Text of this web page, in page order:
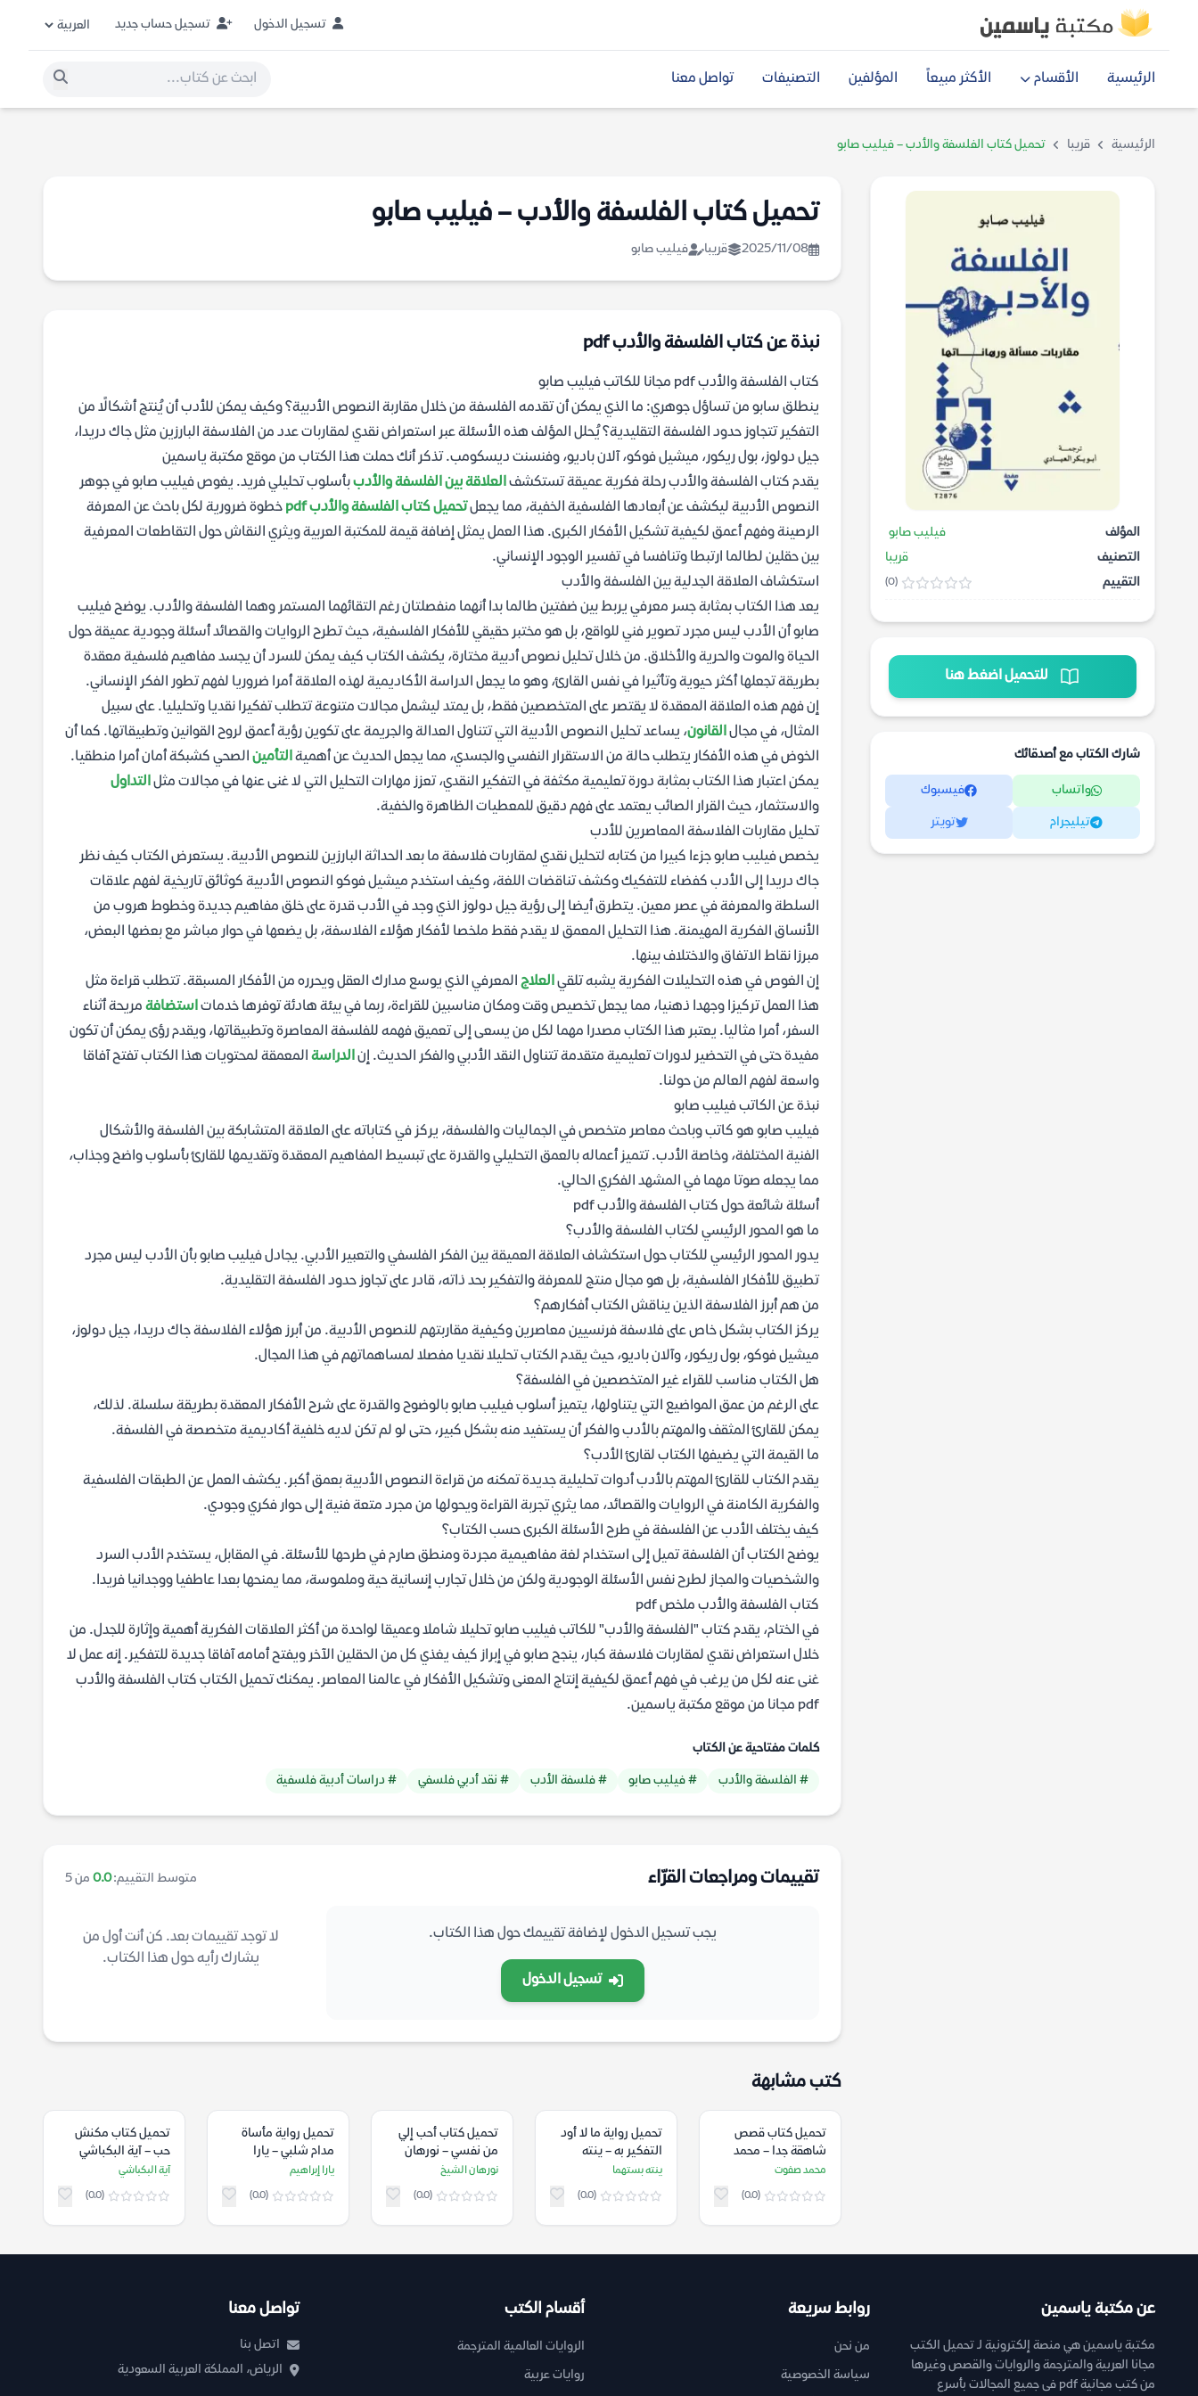
تسجيل الدخول تسجيل حساب جديد
الرئيسية الأقسام الأكثر مبيعاً المؤلفين التصنيفات تواصل معنا
الرئيسية قريبا تحميل كتاب الفلسفة والأدب – فيليب صابو
المؤلف
فيليب صابو
التصنيف
قريبا
التقييم
(0)
للتحميل اضغط هنا
شارك الكتاب مع أصدقائك
واتساب فيسبوك
تيليجرام تويتر
تحميل كتاب الفلسفة والأدب – فيليب صابو
2025/11/08 قريبا فيليب صابو
نبذة عن كتاب الفلسفة والأدب pdf
كتاب الفلسفة والأدب pdf مجانا للكاتب فيليب صابو
ينطلق سابو من تساؤل جوهري: ما الذي يمكن أن تقدمه الفلسفة من خلال مقاربة النصوص الأدبية؟ وكيف يمكن للأدب أن يُنتج أشكالًا من
التفكير تتجاوز حدود الفلسفة التقليدية؟ يُحلل المؤلف هذه الأسئلة عبر استعراض نقدي لمقاربات عدد من الفلاسفة البارزين مثل جاك دريدا،
جيل دولوز، بول ريكور، ميشيل فوكو، آلان باديو، وفنسنت ديسكومب. تذكر أنك حملت هذا الكتاب من موقع مكتبة ياسمين
يقدم كتاب الفلسفة والأدب رحلة فكرية عميقة تستكشفالعلاقة بين الفلسفة والأدببأسلوب تحليلي فريد. يغوص فيليب صابو في جوهر
النصوص الأدبية ليكشف عن أبعادها الفلسفية الخفية، مما يجعلتحميل كتاب الفلسفة والأدب pdf
خطوة ضرورية لكل باحث عن المعرفة
الرصينة وفهم أعمق لكيفية تشكيل الأفكار الكبرى. هذا العمل يمثل إضافة قيمة للمكتبة العربية ويثري النقاش حول التقاطعات المعرفية
بين حقلين لطالما ارتبطا وتنافسا في تفسير الوجود الإنساني.
استكشاف العلاقة الجدلية بين الفلسفة والأدب
يعد هذا الكتاب بمثابة جسر معرفي يربط بين ضفتين طالما بدا أنهما منفصلتان رغم التقائهما المستمر وهما الفلسفة والأدب. يوضح فيليب
صابو أن الأدب ليس مجرد تصوير فني للواقع، بل هو مختبر حقيقي للأفكار الفلسفية، حيث تطرح الروايات والقصائد أسئلة وجودية عميقة حول
الحياة والموت والحرية والأخلاق. من خلال تحليل نصوص أدبية مختارة، يكشف الكتاب كيف يمكن للسرد أن يجسد مفاهيم فلسفية معقدة
بطريقة تجعلها أكثر حيوية وتأثيرا في نفس القارئ، وهو ما يجعل الدراسة الأكاديمية لهذه العلاقة أمرا ضروريا لفهم تطور الفكر الإنساني.
إن فهم هذه العلاقة المعقدة لا يقتصر على المتخصصين فقط، بل يمتد ليشمل مجالات متنوعة تتطلب تفكيرا نقديا وتحليليا. على سبيل
المثال، في مجالالقانون، يساعد تحليل النصوص الأدبية التي تتناول العدالة والجريمة على تكوين رؤية أعمق لروح القوانين وتطبيقاتها. كما أن
الخوض في هذه الأفكار يتطلب حالة من الاستقرار النفسي والجسدي، مما يجعل الحديث عن أهميةالتأمين الصحي كشبكة أمان أمرا منطقيا.
يمكن اعتبار هذا الكتاب بمثابة دورة تعليمية مكثفة في التفكير النقدي، تعزز مهارات التحليل التي لا غنى عنها في مجالات مثلالتداول
والاستثمار، حيث القرار الصائب يعتمد على فهم دقيق للمعطيات الظاهرة والخفية.
تحليل مقاربات الفلاسفة المعاصرين للأدب
يخصص فيليب صابو جزءا كبيرا من كتابه لتحليل نقدي لمقاربات فلاسفة ما بعد الحداثة البارزين للنصوص الأدبية. يستعرض الكتاب كيف نظر
جاك دريدا إلى الأدب كفضاء للتفكيك وكشف تناقضات اللغة، وكيف استخدم ميشيل فوكو النصوص الأدبية كوثائق تاريخية لفهم علاقات
السلطة والمعرفة في عصر معين. يتطرق أيضا إلى رؤية جيل دولوز الذي وجد في الأدب قدرة على خلق مفاهيم جديدة وخطوط هروب من
الأنساق الفكرية المهيمنة. هذا التحليل المعمق لا يقدم فقط ملخصا لأفكار هؤلاء الفلاسفة، بل يضعها في حوار مباشر مع بعضها البعض،
مبرزا نقاط الاتفاق والاختلاف بينها.
إن الغوص في هذه التحليلات الفكرية يشبه تلقيالعلاج المعرفي الذي يوسع مدارك العقل ويحرره من الأفكار المسبقة. تتطلب قراءة مثل
هذا العمل تركيزا وجهدا ذهنيا، مما يجعل تخصيص وقت ومكان مناسبين للقراءة، ربما في بيئة هادئة توفرها خدماتاستضافة مريحة أثناء
السفر، أمرا مثاليا. يعتبر هذا الكتاب مصدرا مهما لكل من يسعى إلى تعميق فهمه للفلسفة المعاصرة وتطبيقاتها، ويقدم رؤى يمكن أن تكون
مفيدة حتى في التحضير لدورات تعليمية متقدمة تتناول النقد الأدبي والفكر الحديث. إنالدراسة المعمقة لمحتويات هذا الكتاب تفتح آفاقا
واسعة لفهم العالم من حولنا.
نبذة عن الكاتب فيليب صابو
فيليب صابو هو كاتب وباحث معاصر متخصص في الجماليات والفلسفة، يركز في كتاباته على العلاقة المتشابكة بين الفلسفة والأشكال
الفنية المختلفة، وخاصة الأدب. تتميز أعماله بالعمق التحليلي والقدرة على تبسيط المفاهيم المعقدة وتقديمها للقارئ بأسلوب واضح وجذاب،
مما يجعله صوتا مهما في المشهد الفكري الحالي.
أسئلة شائعة حول كتاب الفلسفة والأدب pdf
ما هو المحور الرئيسي لكتاب الفلسفة والأدب؟
يدور المحور الرئيسي للكتاب حول استكشاف العلاقة العميقة بين الفكر الفلسفي والتعبير الأدبي. يجادل فيليب صابو بأن الأدب ليس مجرد
تطبيق للأفكار الفلسفية، بل هو مجال منتج للمعرفة والتفكير بحد ذاته، قادر على تجاوز حدود الفلسفة التقليدية.
من هم أبرز الفلاسفة الذين يناقش الكتاب أفكارهم؟
يركز الكتاب بشكل خاص على فلاسفة فرنسيين معاصرين وكيفية مقاربتهم للنصوص الأدبية. من أبرز هؤلاء الفلاسفة جاك دريدا، جيل دولوز،
ميشيل فوكو، بول ريكور، وآلان باديو، حيث يقدم الكتاب تحليلا نقديا مفصلا لمساهماتهم في هذا المجال.
هل الكتاب مناسب للقراء غير المتخصصين في الفلسفة؟
على الرغم من عمق المواضيع التي يتناولها، يتميز أسلوب فيليب صابو بالوضوح والقدرة على شرح الأفكار المعقدة بطريقة سلسلة. لذلك،
يمكن للقارئ المثقف والمهتم بالأدب والفكر أن يستفيد منه بشكل كبير، حتى لو لم تكن لديه خلفية أكاديمية متخصصة في الفلسفة.
ما القيمة التي يضيفها الكتاب لقارئ الأدب؟
يقدم الكتاب للقارئ المهتم بالأدب أدوات تحليلية جديدة تمكنه من قراءة النصوص الأدبية بعمق أكبر. يكشف العمل عن الطبقات الفلسفية
والفكرية الكامنة في الروايات والقصائد، مما يثري تجربة القراءة ويحولها من مجرد متعة فنية إلى حوار فكري وجودي.
كيف يختلف الأدب عن الفلسفة في طرح الأسئلة الكبرى حسب الكتاب؟
يوضح الكتاب أن الفلسفة تميل إلى استخدام لغة مفاهيمية مجردة ومنطق صارم في طرحها للأسئلة. في المقابل، يستخدم الأدب السرد
والشخصيات والمجاز لطرح نفس الأسئلة الوجودية ولكن من خلال تجارب إنسانية حية وملموسة، مما يمنحها بعدا عاطفيا ووجدانيا فريدا.
كتاب الفلسفة والأدب ملخص pdf
في الختام، يقدم كتاب "الفلسفة والأدب" للكاتب فيليب صابو تحليلا شاملا وعميقا لواحدة من أكثر العلاقات الفكرية أهمية وإثارة للجدل. من
خلال استعراض نقدي لمقاربات فلاسفة كبار، ينجح صابو في إبراز كيف يغذي كل من الحقلين الآخر ويفتح أمامه آفاقا جديدة للتفكير. إنه عمل لا
غنى عنه لكل من يرغب في فهم أعمق لكيفية إنتاج المعنى وتشكيل الأفكار في عالمنا المعاصر. يمكنك تحميل الكتاب كتاب الفلسفة والأدب
pdf مجانا من موقع مكتبة ياسمين.
كلمات مفتاحية عن الكتاب
# الفلسفة والأدب # فيليب صابو # فلسفة الأدب # نقد أدبي فلسفي # دراسات أدبية فلسفية
تقييمات ومراجعات القرّاء متوسط التقييم:0.0 من 5
يجب تسجيل الدخول لإضافة تقييمك حول هذا الكتاب.
تسجيل الدخول
لا توجد تقييمات بعد. كن أنت أول من
يشارك رأيه حول هذا الكتاب.
كتب مشابهة
تحميل كتاب قصص
شاهقة جدا – محمد
صفوت
محمد صفوت
(0.0)
تحميل رواية ما لا أود
التفكير به – ينته
بستهما
ينته بستهما
(0.0)
تحميل كتاب أحب إلي
من نفسي – نورهان
الشيخ
نورهان الشيخ
(0.0)
تحميل رواية مأساة
مدام شلبي – يارا
إبراهيم
يارا إبراهيم
(0.0)
تحميل كتاب مكنش
حب – آية البكباشي
آية البكباشي
(0.0)
عن مكتبة ياسمين
مكتبة ياسمين هي منصة إلكترونية لـ تحميل الكتب
مجانا العربية والمترجمة والروايات والقصص وغيرها
من كتب مجانية pdf فى جميع المجالات بأسرع
روابط سريعة
من نحن
سياسة الخصوصية
أقسام الكتب
الروايات العالمية المترجمة
روايات عربية
تواصل معنا
اتصل بنا
الرياض، المملكة العربية السعودية